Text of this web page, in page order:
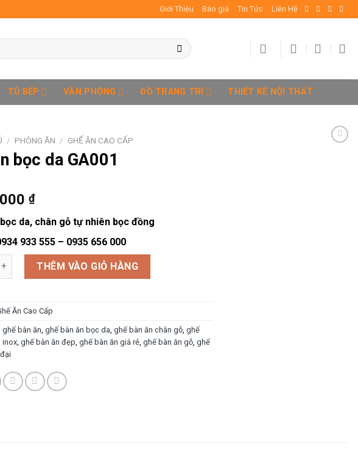
Giới Thiệu Báo giá Tin Tức Liên Hệ
TỦ BẾP VĂN PHÒNG ĐỒ TRANG TRÍ THIẾT KẾ NỘI THẤT
/ PHÒNG ĂN / GHẾ ĂN CAO CẤP
bọc da GA001
₫
da, chân gỗ tự nhiên bọc đồng
933 555 – 0935 656 000
da GA001 số lượng
THÊM VÀO GIỎ HÀNG
Ăn Cao Cấp
ghế bàn ăn ghế bàn ăn bọc da ghế bàn ăn chân gỗ ghế
inox ghế bàn ăn đẹp ghế bàn ăn giá rẻ ghế bàn ăn gỗ ghế